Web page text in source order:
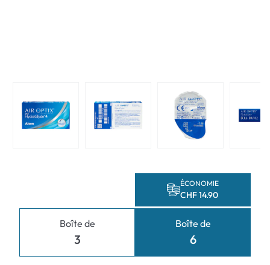
Boîte de
3
ÉCONOMIE
CHF 14.90
Boîte de
6